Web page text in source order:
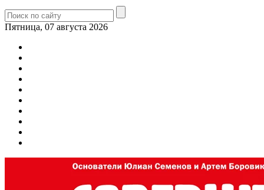
Пятница, 07 августа 2026